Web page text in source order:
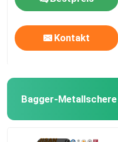
Kontakt
Bagger-Metallschere